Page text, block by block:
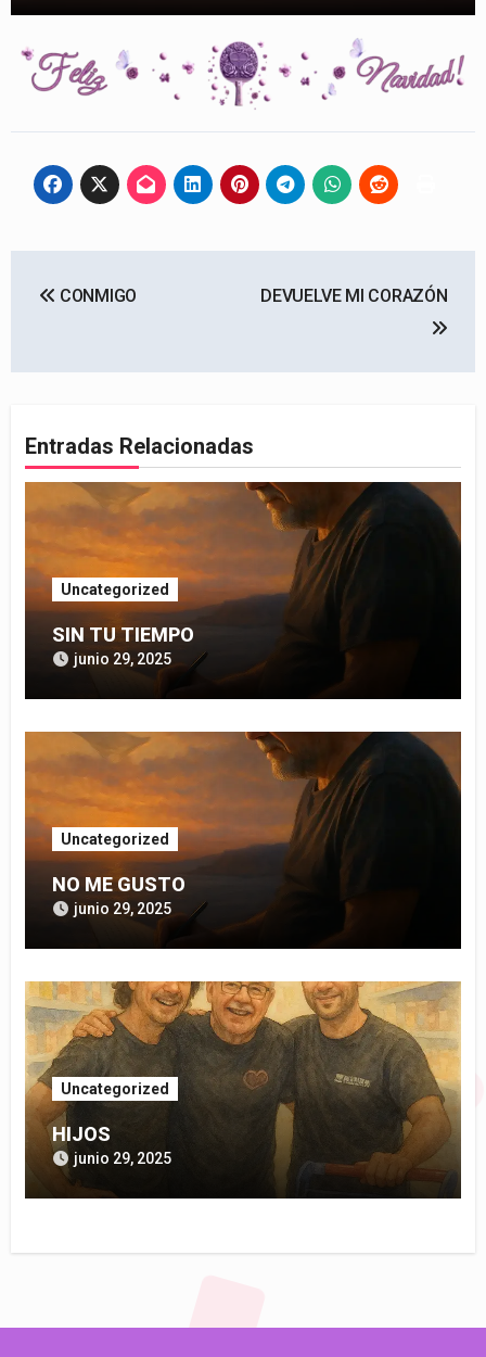
de
CONMIGO DEVUELVE MI CORAZÓN
Entradas Relacionadas
Uncategorized
SIN TU TIEMPO
junio 29, 2025
Uncategorized
NO ME GUSTO
junio 29, 2025
Uncategorized
HIJOS
junio 29, 2025